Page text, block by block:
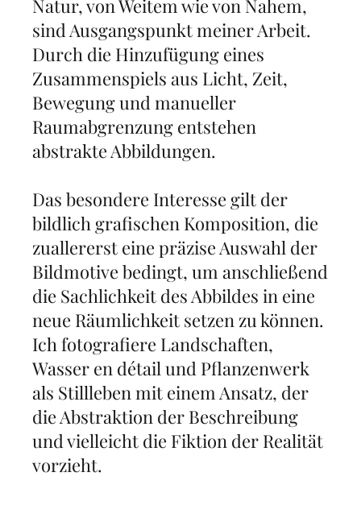
Natur, von Weitem wie von Nahem,
sind Ausgangspunkt meiner Arbeit.
Durch die Hinzufügung eines
Zusammenspiels aus Licht, Zeit,
Bewegung und manueller
Raumabgrenzung entstehen
abstrakte Abbildungen.
Das besondere Interesse gilt der
bildlich grafischen Komposition, die
zuallererst eine präzise Auswahl der
Bildmotive bedingt, um anschließend
die Sachlichkeit des Abbildes in eine
neue Räumlichkeit setzen zu können.
Ich fotografiere Landschaften,
Wasser en détail und Pflanzenwerk
als Stillleben mit einem Ansatz, der
die Abstraktion der Beschreibung
und vielleicht die Fiktion der Realität
vorzieht.